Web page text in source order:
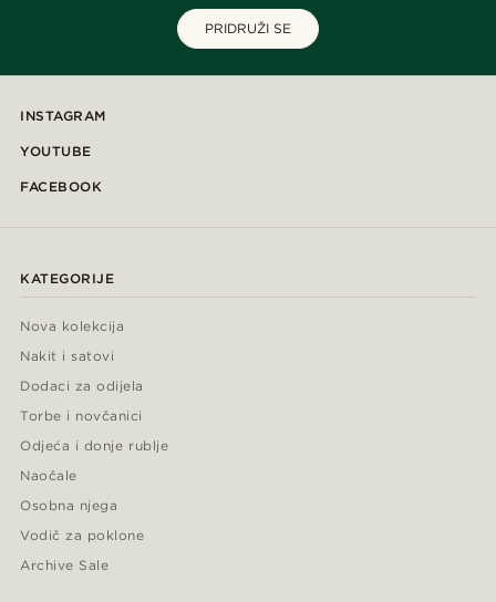
PRIDRUŽI SE
INSTAGRAM
YOUTUBE
FACEBOOK
KATEGORIJE
Nova kolekcija
Nakit i satovi
Dodaci za odijela
Torbe i novčanici
Odjeća i donje rublje
Naočale
Osobna njega
Vodič za poklone
Archive Sale